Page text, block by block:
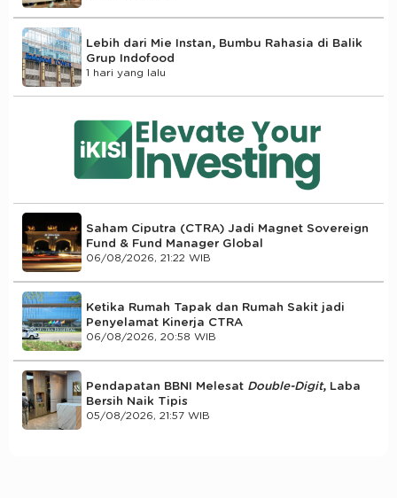
Lebih dari Mie Instan, Bumbu Rahasia di Balik
Grup Indofood
1 hari yang lalu
Saham Ciputra (CTRA) Jadi Magnet Sovereign
Fund & Fund Manager Global
06/08/2026, 21:22 WIB
Ketika Rumah Tapak dan Rumah Sakit jadi
Penyelamat Kinerja CTRA
06/08/2026, 20:58 WIB
Pendapatan BBNI Melesat Double-Digit, Laba
Bersih Naik Tipis
05/08/2026, 21:57 WIB